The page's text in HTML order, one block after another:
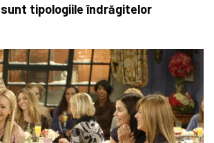
sunt tipologiile îndrăgitelor